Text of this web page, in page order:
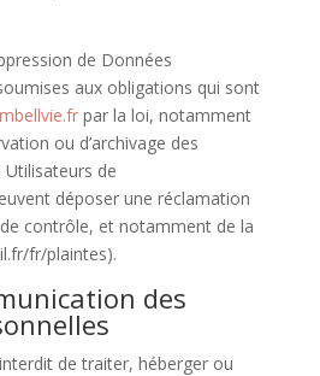
de Données
aux obligations qui sont
par la loi, notamment
ou d’archivage des
Utilisateurs de
déposer une réclamation
contrôle, et notamment de la
fr/plaintes).
des
de traiter, héberger ou